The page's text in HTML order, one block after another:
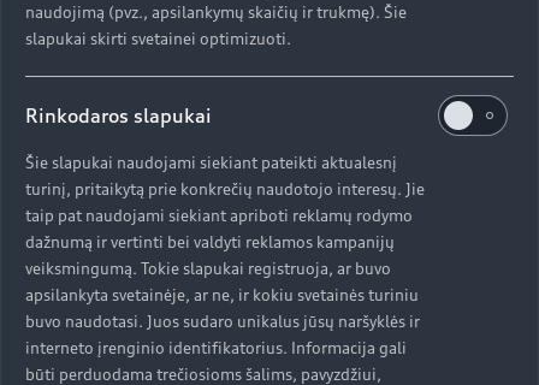
naudojimą (pvz., apsilankymų skaičių ir trukmę). Šie
slapukai skirti svetainei optimizuoti.
Rinkodaros slapukai
Šie slapukai naudojami siekiant pateikti aktualesnį
turinį, pritaikytą prie konkrečių naudotojo interesų. Jie
taip pat naudojami siekiant apriboti reklamų rodymo
dažnumą ir vertinti bei valdyti reklamos kampanijų
veiksmingumą. Tokie slapukai registruoja, ar buvo
apsilankyta svetainėje, ar ne, ir kokiu svetainės turiniu
buvo naudotasi. Juos sudaro unikalus jūsų naršyklės ir
interneto įrenginio identifikatorius. Informacija gali
būti perduodama trečiosioms šalims, pavyzdžiui,